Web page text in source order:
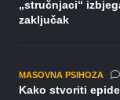
„stručnjaci“
zaključak
MASOVNA PSIHOZA
Kako stvoriti